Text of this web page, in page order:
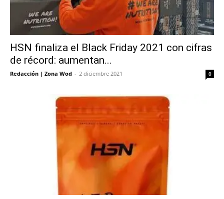
HSN finaliza el Black Friday 2021 con cifras
de récord: aumentan...
Redacción | Zona Wod - 2 diciembre 2021 0